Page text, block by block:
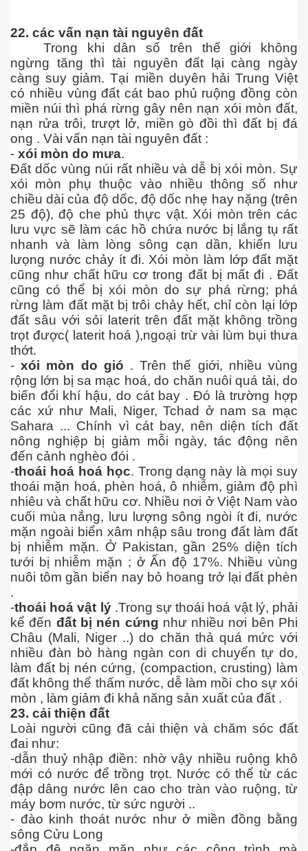
22. các vấn nạn tài nguyên đất
Trong khi dân số trên thế giới không
ngừng tăng thì tài nguyên đất lại càng ngày
càng suy giảm. Tại miền duyên hải Trung Việt
có nhiều vùng đất cát bao phủ ruộng đồng còn
miền núi thì phá rừng gây nên nạn xói mòn đất,
nạn rửa trôi, trượt lở, miền gò đồi thì đất bị đá
ong . Vài vấn nạn tài nguyên đất :
- xói mòn do mưa.
Đất dốc vùng núi rất nhiều và dễ bị xói mòn. Sự
xói mòn phụ thuộc vào nhiều thông số như
chiều dài của độ dốc, độ dốc nhẹ hay nặng (trên
25 độ), độ che phủ thực vật. Xói mòn trên các
lưu vực sẽ làm các hồ chứa nước bị lắng tụ rất
nhanh và làm lòng sông cạn dần, khiến lưu
lưọng nước chảy ít đi. Xói mòn làm lớp đất mặt
cũng như chất hữu cơ trong đất bị mất đi . Đất
cũng có thể bị xói mòn do sự phá rừng; phá
rừng làm đất mặt bị trôi chảy hết, chỉ còn lại lớp
đất sâu với sỏi laterit trên đất mặt không trồng
trọt được( laterit hoá ),ngoại trừ vài lùm bụi thưa
thớt.
-xói mòn do gió . Trên thế giới, nhiều vùng
rộng lớn bị sa mạc hoá, do chăn nuôi quá tải, do
biến đổi khí hậu, do cát bay . Đó là trường hợp
các xứ như Mali, Niger, Tchad ở nam sa mạc
Sahara ... Chính vì cát bay, nên diện tích đất
nông nghiệp bị giảm mỗi ngày, tác động nên
đến cảnh nghèo đói .
-thoái hoá hoá học. Trong dạng này là mọi suy
thoái mặn hoá, phèn hoá, ô nhiễm, giảm độ phì
nhiêu và chất hữu cơ. Nhiều nơi ở Việt Nam vào
cuối mùa nắng, lưu lượng sông ngòi ít đi, nước
mặn ngoài biển xâm nhập sâu trong đất làm đất
bị nhiễm mặn. Ở Pakistan, gần 25% diện tích
tưới bị nhiễm mặn ; ở Ấn độ 17%. Nhiều vùng
nuôi tôm gần biển nay bỏ hoang trở lại đất phèn
.
-thoái hoá vật lý.Trong sự thoái hoá vật lý, phải
kể đến đất bị nén cứng như nhiều nơi bên Phi
Châu (Mali, Niger ..) do chăn thả quá mức với
nhiều đàn bò hàng ngàn con di chuyển tự do,
làm đất bị nén cứng, (compaction, crusting) làm
đất không thể thấm nước, dễ làm mồi cho sự xói
mòn , làm giảm đi khả năng sản xuất của đất .
23. cải thiện đất
Loài người cũng đã cải thiện và chăm sóc đất
đai như:
-dẫn thuỷ nhập điền: nhờ vậy nhiều ruộng khô
mới có nước để trồng trọt. Nước có thể từ các
đập dâng nước lên cao cho tràn vào ruộng, từ
máy bơm nước, từ sức người ..
- đào kinh thoát nước như ở miền đồng bằng
sông Cửu Long
Văn Đạt
Mers-CoV
sức khỏe
- Phần 1
Pháp
2